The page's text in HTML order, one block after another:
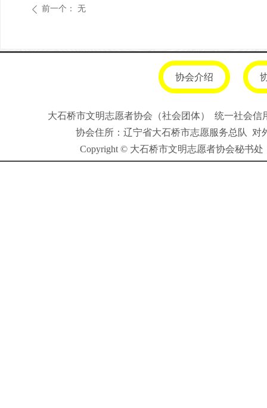
ꄴ 前一个： 无
大石桥市文明志愿者协会（社会团体） 统一社会信
协会住所：辽宁省大石桥市志愿服务总队 对
Copyright © 大石桥市文明志愿者协会秘书处
协会介绍